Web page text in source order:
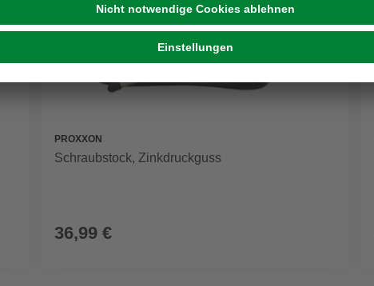
PROXXON
Schraubstock, Zinkdruckguss
36,99 €